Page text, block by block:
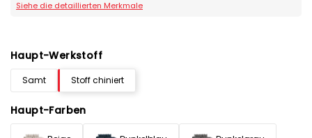
Siehe die detaillierten Merkmale
Haupt-Werkstoff
Samt Stoff chiniert
Haupt-Farben